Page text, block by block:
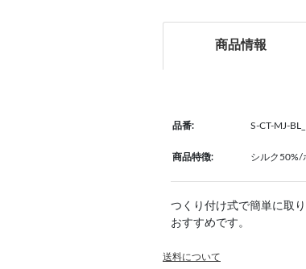
商品情報
品番: S-CT-MJ-
商品特徴: シルク50%/
つくり付け式で簡単に取
おすすめです。
送料について